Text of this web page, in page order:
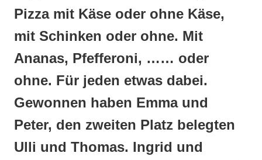
Pizza mit Käse oder ohne Käse,
mit Schinken oder ohne. Mit
Ananas, Pfefferoni, …… oder
ohne. Für jeden etwas dabei.
Gewonnen haben Emma und
Peter, den zweiten Platz belegten
Ulli und Thomas. Ingrid und